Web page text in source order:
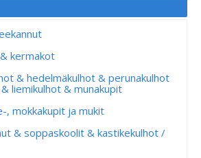
kermakot
& hedelmäkulhot & perunakulhot
liemikulhot & munakupit
, mokkakupit ja mukit
& soppaskoolit & kastikekulhot /